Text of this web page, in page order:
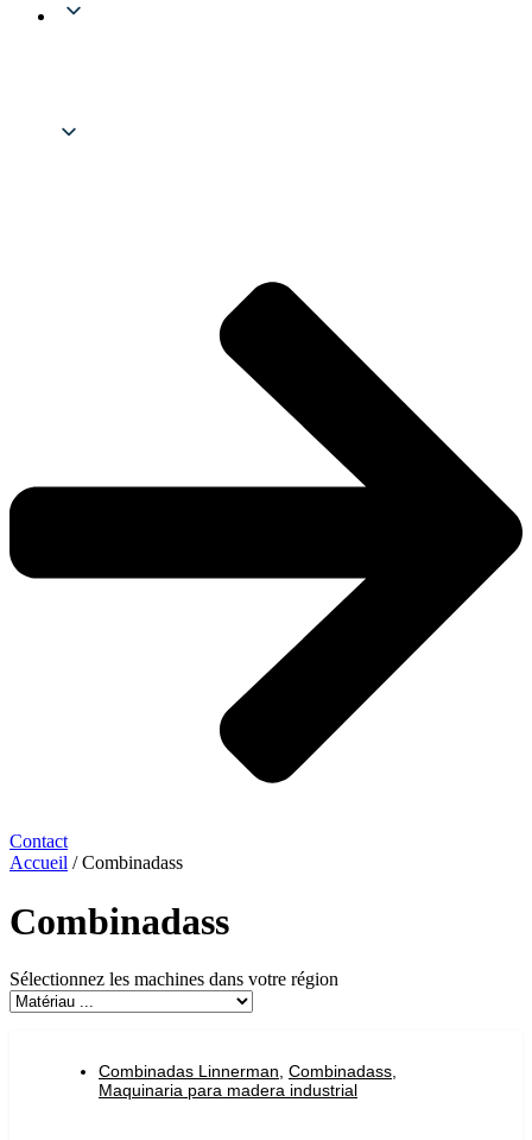
Contact
Accueil / Combinadass
Combinadass
Sélectionnez les machines dans votre région
Combinadas Linnerman Combinadass
Maquinaria para madera industrial